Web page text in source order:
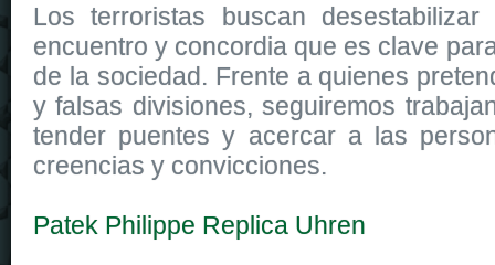
Los terroristas buscan
encuentro y concordia que es clave
de la sociedad. Frente a quienes
y falsas divisiones, seguiremos
tender puentes y acercar a las
creencias y convicciones.
Patek Philippe Replica Uhren